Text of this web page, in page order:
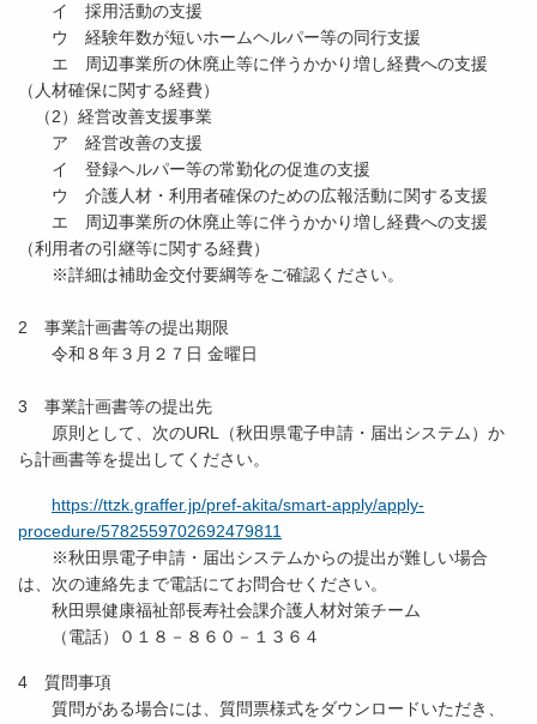
イ 採用活動の支援
ウ 経験年数が短いホームヘルパー等の同行支援
エ 周辺事業所の休廃止等に伴うかかり増し経費への支援
（人材確保に関する経費）
（2）経営改善支援事業
ア 経営改善の支援
イ 登録ヘルパー等の常勤化の促進の支援
ウ 介護人材・利用者確保のための広報活動に関する支援
エ 周辺事業所の休廃止等に伴うかかり増し経費への支援
（利用者の引継等に関する経費）
※詳細は補助金交付要綱等をご確認ください。
2 事業計画書等の提出期限
令和８年３月２７日 金曜日
3 事業計画書等の提出先
原則として、次のURL（秋田県電子申請・届出システム）か
ら計画書等を提出してください。
https://ttzk.graffer.jp/pref-akita/smart-apply/apply-
procedure/5782559702692479811
※秋田県電子申請・届出システムからの提出が難しい場合
は、次の連絡先まで電話にてお問合せください。
秋田県健康福祉部長寿社会課介護人材対策チーム
（電話）０１８－８６０－１３６４
4 質問事項
質問がある場合には、質問票様式をダウンロードいただき、